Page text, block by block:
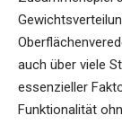
auch über viele
essenzieller
Funktionalität